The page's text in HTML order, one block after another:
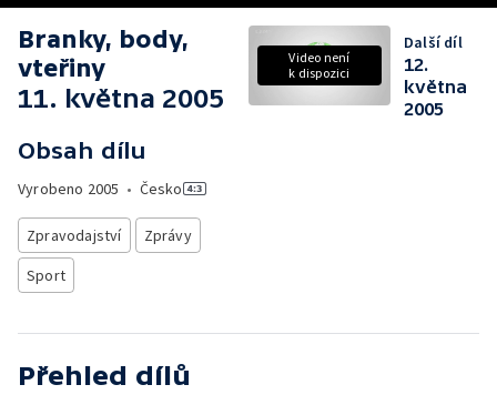
Branky, body,
vteřiny
11. května 2005
Obsah dílu
Vyrobeno 2005 • Česko
Zpravodajství
Zprávy
Sport
Video není
k dispozici
Další díl
12.
května
2005
Přehled dílů